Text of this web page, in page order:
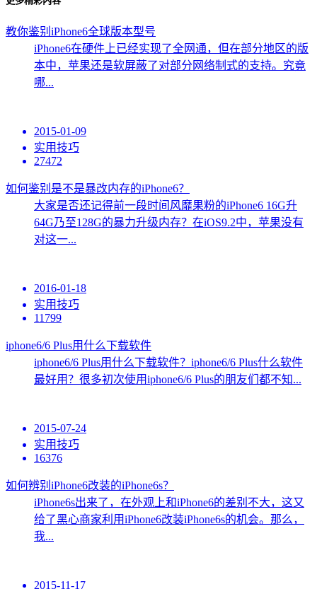
教你鉴别iPhone6全球版本型号
iPhone6在硬件上已经实现了全网通，但在部分地区的版
本中，苹果还是软屏蔽了对部分网络制式的支持。究竟
哪...
2015-01-09
实用技巧
27472
如何鉴别是不是暴改内存的iPhone6？
大家是否还记得前一段时间风靡果粉的iPhone6 16G升
64G乃至128G的暴力升级内存？在iOS9.2中，苹果没有
对这一...
2016-01-18
实用技巧
11799
iphone6/6 Plus用什么下载软件
iphone6/6 Plus用什么下载软件？iphone6/6 Plus什么软件
最好用？很多初次使用iphone6/6 Plus的朋友们都不知...
2015-07-24
实用技巧
16376
如何辨别iPhone6改装的iPhone6s？
iPhone6s出来了，在外观上和iPhone6的差别不大，这又
给了黑心商家利用iPhone6改装iPhone6s的机会。那么，
我...
2015-11-17